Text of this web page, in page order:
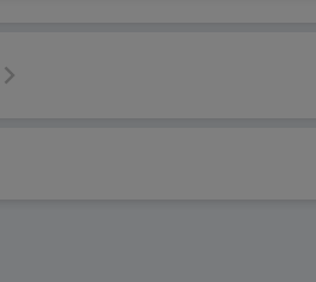
Następna strona